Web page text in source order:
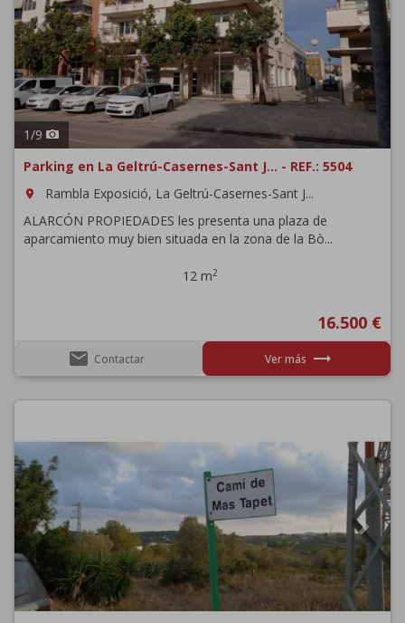
1/9
Parking en La Geltrú-Casernes-Sant J... - REF.: 5504
room
Rambla Exposició, La Geltrú-Casernes-Sant J...
ALARCÓN PROPIEDADES les presenta una plaza de
aparcamiento muy bien situada en la zona de la Bò...
12 m2
16.500 €
email Contactar Ver más trending_flat
Previous Next